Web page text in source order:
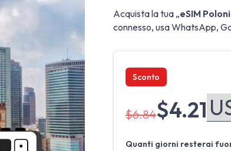
Acquista la tua „eSIM
connesso, usa WhatsApp,
Sconto
$6.84$4.21
Quanti giorni resterai